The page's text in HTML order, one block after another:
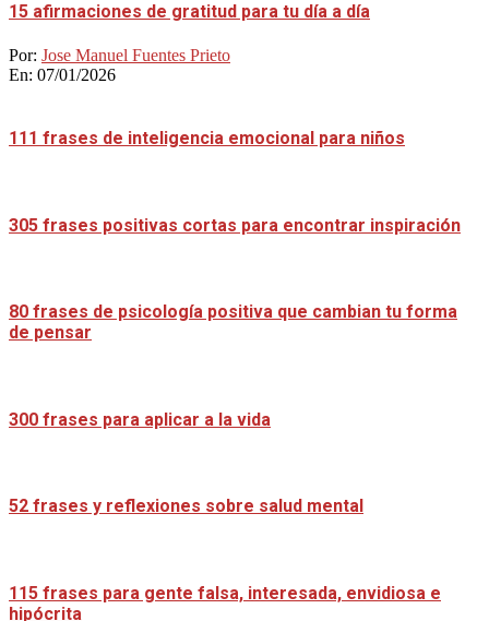
15 afirmaciones de gratitud para tu día a día
Por: Jose Manuel Fuentes Prieto
En: 07/01/2026
111 frases de inteligencia emocional para niños
305 frases positivas cortas para encontrar inspiración
80 frases de psicología positiva que cambian tu forma
de pensar
300 frases para aplicar a la vida
52 frases y reflexiones sobre salud mental
115 frases para gente falsa, interesada, envidiosa e
hipócrita